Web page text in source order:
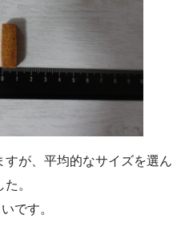
が、平均的なサイズを選ん
。
です。